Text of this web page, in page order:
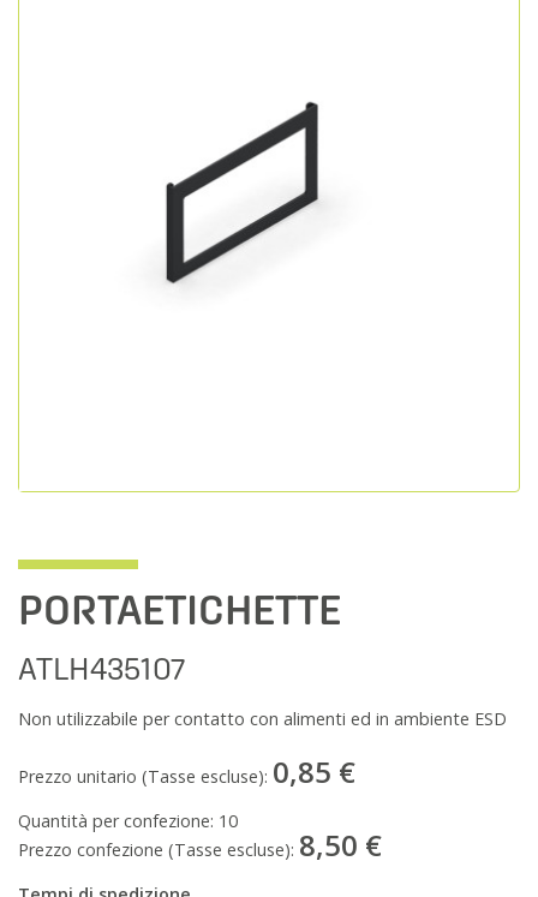
PORTAETICHETTE
ATLH435107
Non utilizzabile per contatto con alimenti ed in ambiente ESD
Prezzo unitario (Tasse escluse): 0,85 €
Quantità per confezione: 10
Prezzo confezione (Tasse escluse): 8,50 €